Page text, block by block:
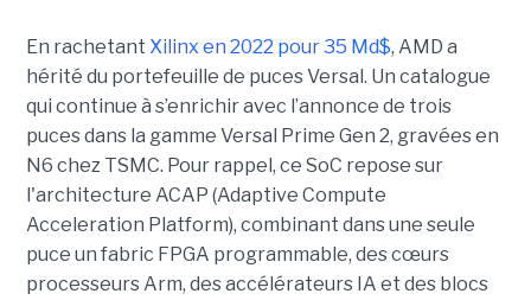
En rachetant Xilinx en 2022 pour 35 Md$, AMD a
hérité du portefeuille de puces Versal. Un catalogue
qui continue à s’enrichir avec l’annonce de trois
puces dans la gamme Versal Prime Gen 2, gravées en
N6 chez TSMC. Pour rappel, ce SoC repose sur
l'architecture ACAP (Adaptive Compute
Acceleration Platform), combinant dans une seule
puce un fabric FPGA programmable, des cœurs
processeurs Arm, des accélérateurs IA et des blocs